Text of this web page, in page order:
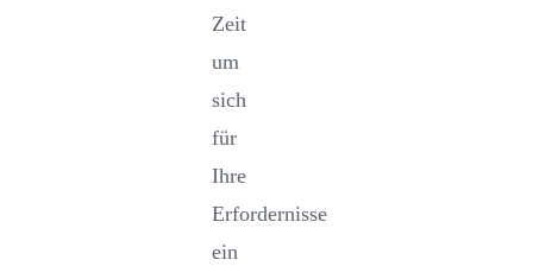
Zeit
um
sich
für
Ihre
Erfordernisse
ein